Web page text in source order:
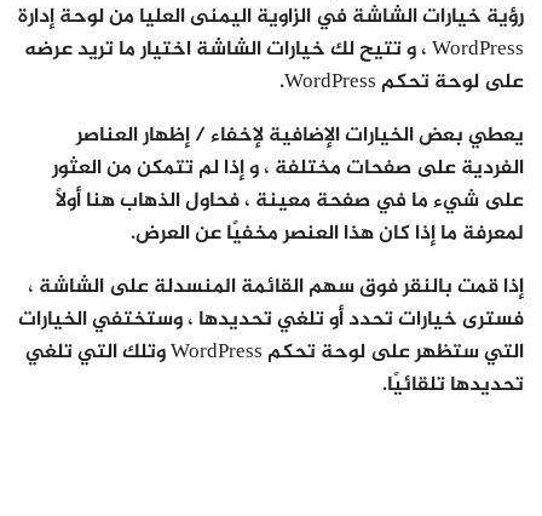
رؤية خيارات الشاشة في الزاوية اليمنى العليا من لوحة إدارة
WordPress ، و تتيح لك خيارات الشاشة اختيار ما تريد عرضه
على لوحة تحكم WordPress.
يعطي بعض الخيارات الإضافية لإخفاء / إظهار العناصر
الفردية على صفحات مختلفة ، و إذا لم تتمكن من العثور
على شيء ما في صفحة معينة ، فحاول الذهاب هنا أولاً
لمعرفة ما إذا كان هذا العنصر مخفيًا عن العرض.
إذا قمت بالنقر فوق سهم القائمة المنسدلة على الشاشة ،
فسترى خيارات تحدد أو تلغي تحديدها ، وستختفي الخيارات
التي ستظهر على لوحة تحكم WordPress وتلك التي تلغي
تحديدها تلقائيًا.